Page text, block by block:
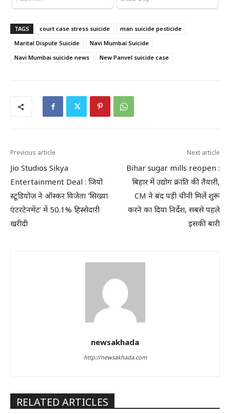
TAGS court case stress suicide
man suicide pesticide
Marital Dispute Suicide
Navi Mumbai Suicide
Navi Mumbai suicide news
New Panvel suicide case
Previous article
Jio Studios Sikya
Entertainment Deal : जियो
स्टूडियोज़ ने ऑस्कर विजेता ‘सिख्या
एंटरटेनमेंट’ में 50.1% हिस्सेदारी
खरीदी
Next article
Bihar sugar mills reopen :
बिहार में उद्योग क्रांति की तैयारी,
CM ने बंद पड़ी चीनी मिलें शुरू
करने का दिया निर्देश, सबसे पहले
इसकी बारी
newsakhada
http://newsakhada.com
RELATED ARTICLES